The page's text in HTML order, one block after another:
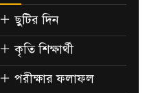
ছুটির দিন
কৃতি শিক্ষার্থী
পরীক্ষার ফলাফল